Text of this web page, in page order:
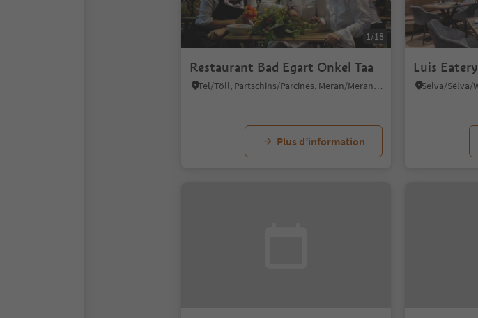
1/18
Restaurant Bad Egart Onkel Taa
Tel/Töll, Partschins/Parcines, Meran/Merano and environs
Plus d’information
Luis Eatery